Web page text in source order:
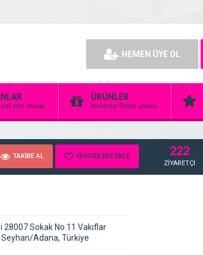
HEMEN ÜYE OL
seri ilanlar
ÜRÜNLER
binlerce firma ürünü
TAKİBE AL FAVORİLERE EKLE 222
ZİYARETÇİ
28007 Sokak No:11 Vakıflar
Seyhan/Adana, Türkiye